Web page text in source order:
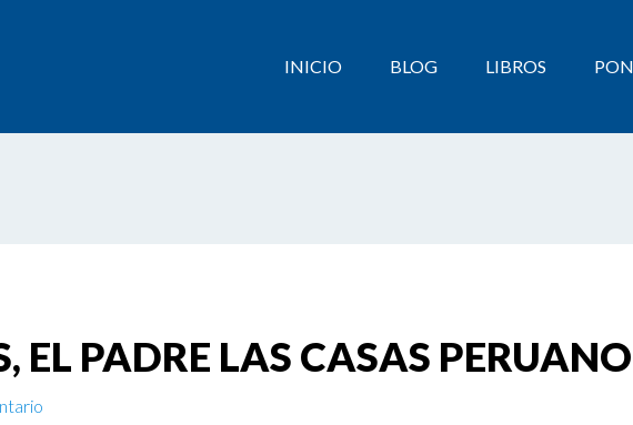
INICIO BLOG LIBROS
EL PADRE LAS CASAS PERUANO